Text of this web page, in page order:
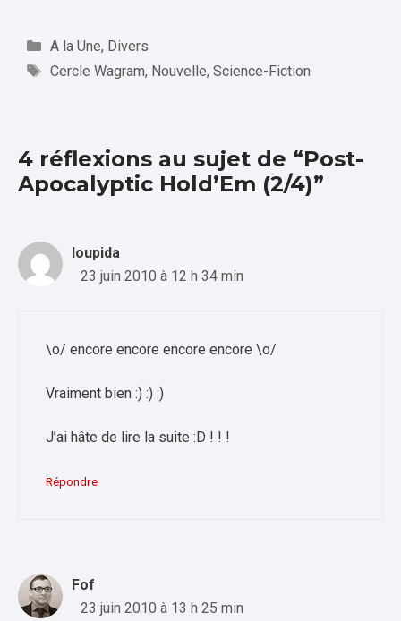
Catégories
A la Une, Divers
Étiquettes
Cercle Wagram, Nouvelle, Science-Fiction
4 réflexions au sujet de “Post-
Apocalyptic Hold’Em (2/4)”
loupida
23 juin 2010 à 12 h 34 min
\o/ encore encore encore encore \o/
Vraiment bien :) :) :)
J’ai hâte de lire la suite :D ! ! !
Répondre
Fof
23 juin 2010 à 13 h 25 min